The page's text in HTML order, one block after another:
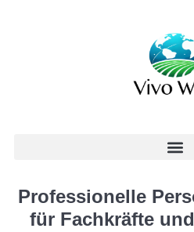
Professionelle
für Fachkräfte